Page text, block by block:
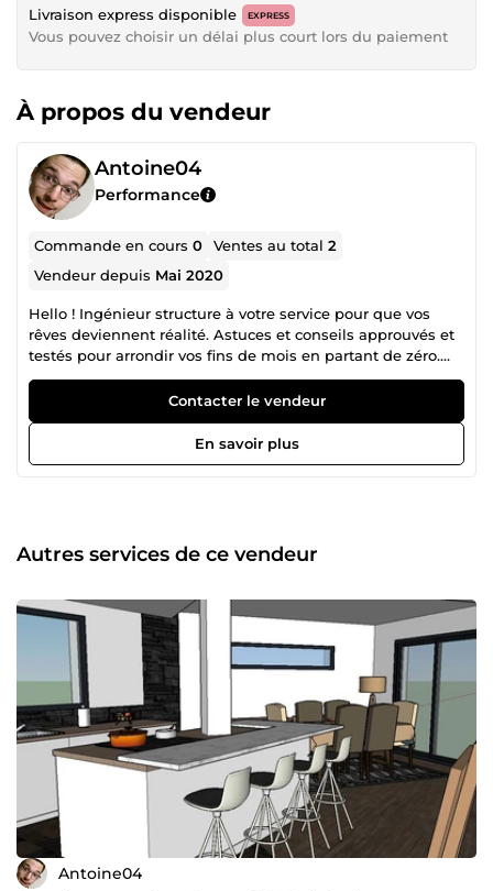
Livraison express disponible EXPRESS
Vous pouvez choisir un délai plus court lors du paiement
À propos du vendeur
Antoine04
Performance
Commande en cours0 Ventes au total2
Vendeur depuis Mai 2020
Hello ! Ingénieur structure à votre service pour que vos
rêves deviennent réalité. Astuces et conseils approuvés et
testés pour arrondir vos fins de mois en partant de zéro.
Mes mots clés, la rigueur, la patience et la volonté.
Conception de vos petits projets de bricolage sur-mesures
-&gt; Modèles 3D -&gt; Métrés et quantitatifs des matériaux
-&gt; Plans et coupes 2D d'exécution -&gt; Prix estimatifs
optimisés au plus bas Cours de soutien scolaire et de
d'acquisition de connaissances Cours d'enseignement
supérieur en visioconférence dans le domaine du Génie
Résolution d'exercices et compréhension de cours -&gt;
Fiche de partiels -&gt; Conseils et méthodo Astuces paris
sportifs -&gt; 100 % gagnant -&gt; Feuille de calculs Excel
pour test de méthodes Tout savoir sur les sondages
rémunérés -&gt; Sites viables et sérieux -&gt; Conseils et
astuces de rapidité Les applications mobiles
rémunératrices -&gt; Applications qui payent vraiment -
&gt; Revenus 30 min par jour sur mobile
Contacter le vendeur
En savoir plus
Autres services de ce vendeur
Antoine04